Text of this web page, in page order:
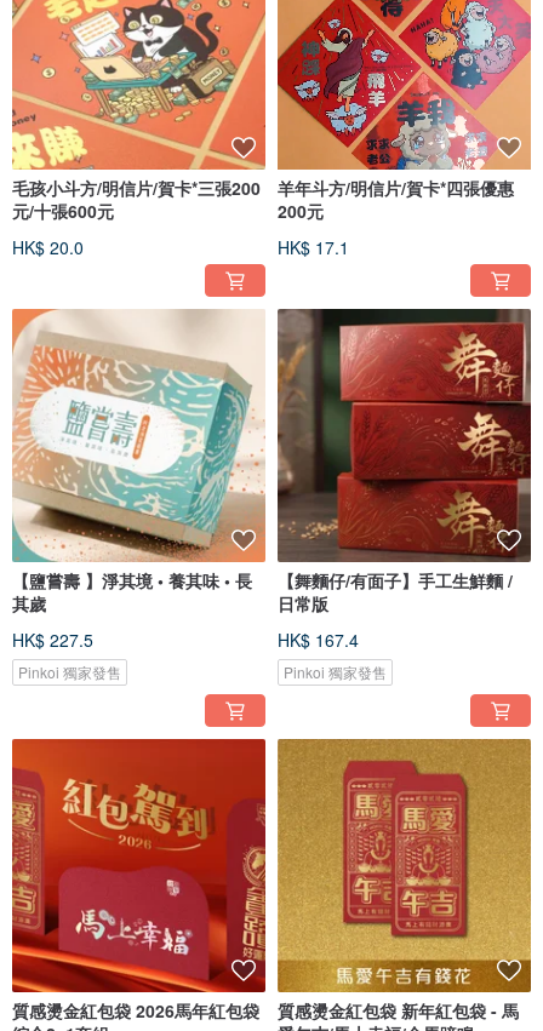
毛孩小斗方/明信片/賀卡*三張200
元/十張600元
HK$ 20.0
羊年斗方/明信片/賀卡*四張優惠
200元
HK$ 17.1
【鹽嘗壽 】淨其境 • 養其味 • 長
其歲
HK$ 227.5
Pinkoi 獨家發售
【舞麵仔/有面子】手工生鮮麵 /
日常版
HK$ 167.4
Pinkoi 獨家發售
質感燙金紅包袋 2026馬年紅包袋
質感燙金紅包袋 新年紅包袋 - 馬